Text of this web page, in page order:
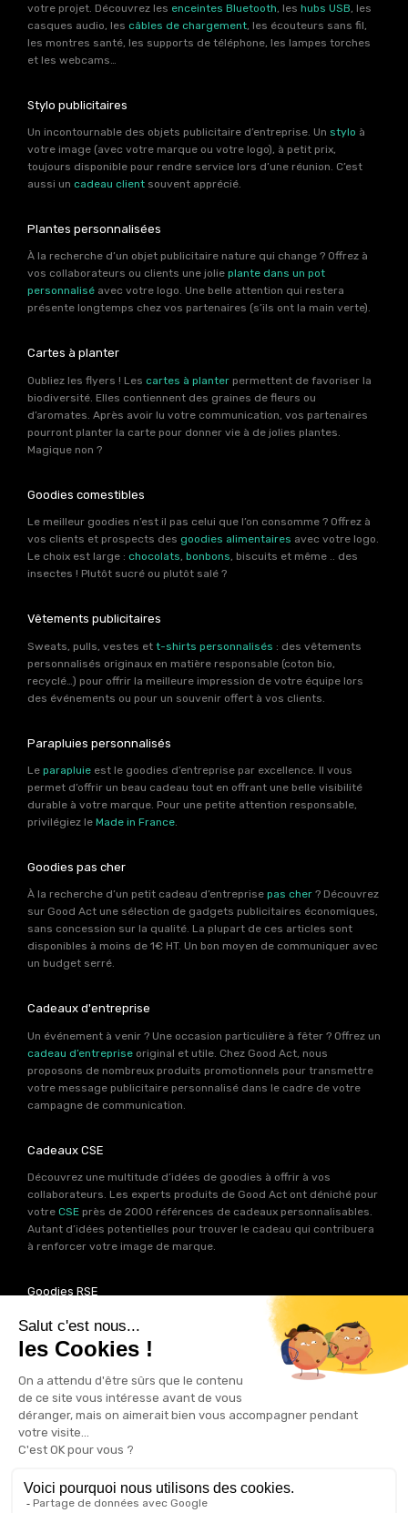
votre projet. Découvrez les enceintes Bluetooth , les hubs USB , les
casques audio, les câbles de chargement , les écouteurs sans fil,
les montres santé, les supports de téléphone, les lampes torches
et les webcams…
Stylo publicitaires
Un incontournable des objets publicitaire d’entreprise. Un stylo à
votre image (avec votre marque ou votre logo), à petit prix,
toujours disponible pour rendre service lors d’une réunion. C’est
aussi un cadeau client souvent apprécié.
Plantes personnalisées
À la recherche d’un objet publicitaire nature qui change ? Offrez à
vos collaborateurs ou clients une jolie plante dans un pot
personnalisé avec votre logo. Une belle attention qui restera
présente longtemps chez vos partenaires (s’ils ont la main verte).
Cartes à planter
Oubliez les flyers ! Les cartes à planter permettent de favoriser la
biodiversité. Elles contiennent des graines de fleurs ou
d’aromates. Après avoir lu votre communication, vos partenaires
pourront planter la carte pour donner vie à de jolies plantes.
Magique non ?
Goodies comestibles
Le meilleur goodies n’est il pas celui que l’on consomme ? Offrez à
vos clients et prospects des goodies alimentaires avec votre logo.
Le choix est large : chocolats, bonbons, biscuits et même .. des
insectes ! Plutôt sucré ou plutôt salé ?
Vêtements publicitaires
Sweats, pulls, vestes et t-shirts personnalisés : des vêtements
personnalisés originaux en matière responsable (coton bio,
recyclé…) pour offrir la meilleure impression de votre équipe lors
des événements ou pour un souvenir offert à vos clients.
Parapluies personnalisés
Le parapluie est le goodies d’entreprise par excellence. Il vous
permet d’offrir un beau cadeau tout en offrant une belle visibilité
durable à votre marque. Pour une petite attention responsable,
privilégiez le Made in France.
Goodies pas cher
À la recherche d’un petit cadeau d’entreprise pas cher ? Découvrez
sur Good Act une sélection de gadgets publicitaires économiques,
sans concession sur la qualité. La plupart de ces articles sont
disponibles à moins de 1€ HT. Un bon moyen de communiquer avec
un budget serré.
Cadeaux d'entreprise
Un événement à venir ? Une occasion particulière à fêter ? Offrez un
cadeau d’entreprise original et utile. Chez Good Act, nous
proposons de nombreux produits promotionnels pour transmettre
votre message publicitaire personnalisé dans le cadre de votre
campagne de communication.
Cadeaux CSE
Découvrez une multitude d’idées de goodies à offrir à vos
collaborateurs. Les experts produits de Good Act ont déniché pour
votre CSE près de 2000 références de cadeaux personnalisables.
Autant d’idées potentielles pour trouver le cadeau qui contribuera
à renforcer votre image de marque.
Goodies RSE
Vous souhaitez communiquer en accord avec vos valeurs ? Ca
tombe bien ! Un grand nombre de produits présents sur Good Act
sont fabriqués en France et en Europe.
Notre sélection RSEvous
permet de trouver un goodies parfait pour votre campagne de
communication. Des produits fabriqués avec amour dans de
bonnes conditions et un impact limité sur la planête.